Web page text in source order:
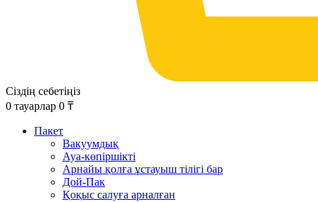
Сіздің себетіңіз
0 тауарлар 0 ₸
Пакет
Вакуумдық
Ауа-көпіршікті
Арнайы қолға ұстауыш тілігі бар
Дой-Пак
Қоқыс салуға арналған